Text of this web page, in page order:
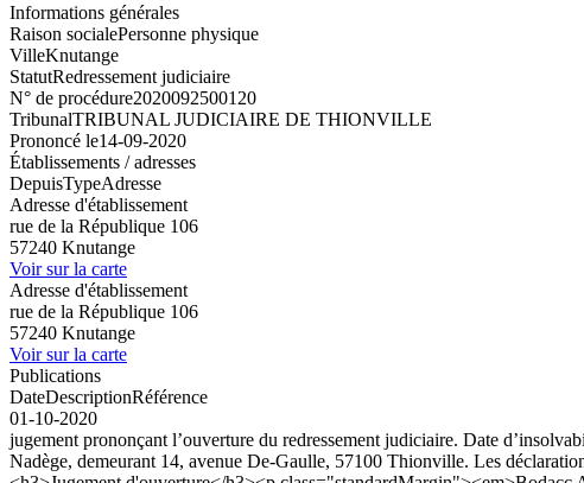
Informations générales
Raison socialePersonne physique
VilleKnutange
StatutRedressement judiciaire
N° de procédure2020092500120
TribunalTRIBUNAL JUDICIAIRE DE THIONVILLE
Prononcé le14-09-2020
Établissements / adresses
DepuisTypeAdresse
Adresse d'établissement
rue de la République 106
57240 Knutange
Voir sur la carte
Adresse d'établissement
rue de la République 106
57240 Knutange
Voir sur la carte
Publications
DateDescriptionRéférence
01-10-2020
jugement prononçant l’ouverture du redressement judiciaire. Date
Nadège, demeurant 14, avenue De-Gaulle, 57100 Thionville. Les